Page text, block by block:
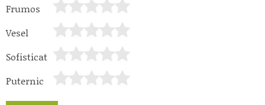
Frumos
Vesel
Sofisticat
Puternic